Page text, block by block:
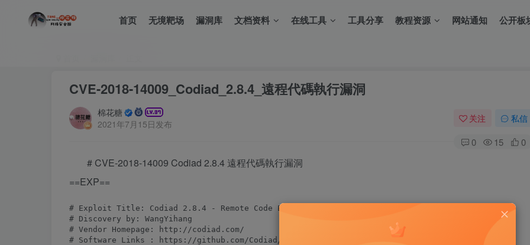
首页 无境靶场 漏洞库 文档资料 在线工具 工具分享 教程资源 网站通知 公开板
CVE-2018-14009_Codiad_2.8.4_遠程代碼執行漏洞
棉花糖
2021年7月15日发布
关注 私信
0 15 0
# CVE-2018-14009 Codiad 2.8.4 遠程代碼執行漏洞
==EXP==
# Exploit Title: Codiad 2.8.4 - Remote Code Execution (Authenticated)
# Discovery by: WangYihang
# Vendor Homepage: http://codiad.com/
# Software Links : https://github.com/Codiad/Codiad/releases